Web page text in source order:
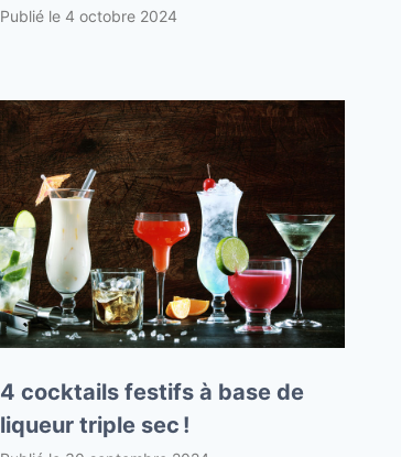
Publié le4 octobre 2024
4 cocktails festifs à base de
liqueur triple sec !